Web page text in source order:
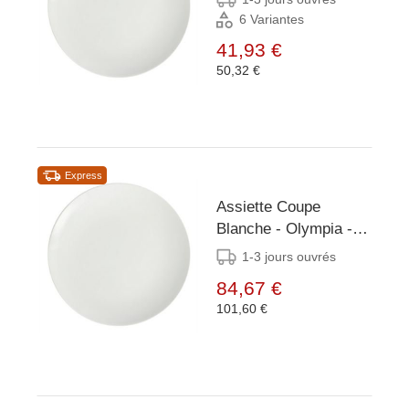
6 Variantes
41,93 €
50,32 €
Express
Assiette Coupe
Blanche - Olympia -
230mm - 12 Pièces
1-3 jours ouvrés
84,67 €
101,60 €